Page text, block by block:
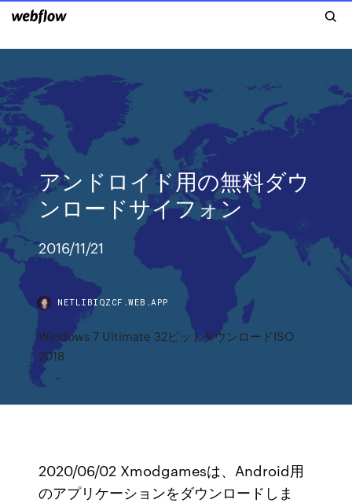
アンドロイド用の無料ダウ
ンロードサイフォン
2016/11/21
NETLIBIQZCF.WEB.APP
Windows 7 Ultimate 32ビットダウンロードISO
2018
2020/06/02 Xmodgamesは、Android用
のアプリケーションをダウンロードしま